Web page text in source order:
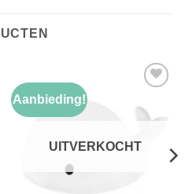
Aanbieding!
aan
verlanglijst
UITVERKOCHT